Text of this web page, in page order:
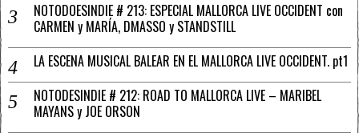
NOTODOESINDIE # 213: ESPECIAL MALLORCA LIVE OCCIDENT con
CARMEN y MARÍA, DMASSO y STANDSTILL
LA ESCENA MUSICAL BALEAR EN EL MALLORCA LIVE OCCIDENT. pt1
NOTODESINDIE # 212: ROAD TO MALLORCA LIVE – MARIBEL
MAYANS y JOE ORSON